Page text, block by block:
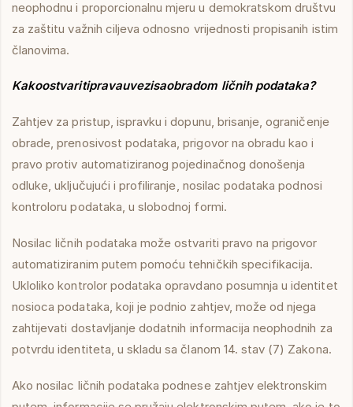
neophodnu i proporcionalnu mjeru u demokratskom društvu
za zaštitu važnih ciljeva odnosno vrijednosti propisanih istim
članovima.
Kakoostvaritipravauvezisaobradom ličnih podataka?
Zahtjev za pristup, ispravku i dopunu, brisanje, ograničenje
obrade, prenosivost podataka, prigovor na obradu kao i
pravo protiv automatiziranog pojedinačnog donošenja
odluke, uključujući i profiliranje, nosilac podataka podnosi
kontroloru podataka, u slobodnoj formi.
Nosilac ličnih podataka može ostvariti pravo na prigovor
automatiziranim putem pomoću tehničkih specifikacija.
Ukloliko kontrolor podataka opravdano posumnja u identitet
nosioca podataka, koji je podnio zahtjev, može od njega
zahtijevati dostavljanje dodatnih informacija neophodnih za
potvrdu identiteta, u skladu sa članom 14. stav (7) Zakona.
Ako nosilac ličnih podataka podnese zahtjev elektronskim